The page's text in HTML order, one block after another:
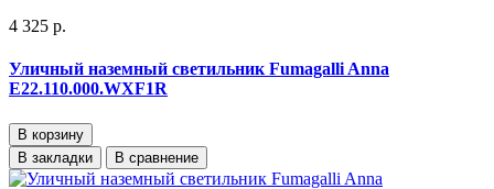
4 325 р.
Уличный наземный светильник Fumagalli Anna
E22.110.000.WXF1R
В корзину
В закладки
В сравнение